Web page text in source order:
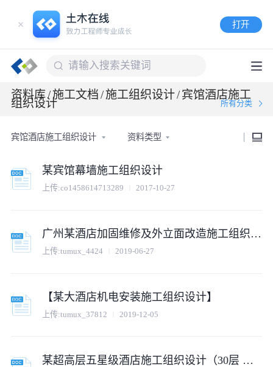
打开
资料库/施工文档/施工组织设计/宾馆酒店施工
组织设计 所有分类
宾馆酒店施工组织设计 资料类型
某宾馆幕墙施工组织设计
上传:co1458614713289 2017-10-27
广州某酒店加固维修及外立面改造施工组织设计_secret
上传:tumux_4424 2019-06-27
【某大酒店机电安装施工组织设计】
上传:tumux_37812 2019-12-05
某超高层五星级酒店施工组织设计（30层 框剪结构 创鲁班奖）（附图丰富）